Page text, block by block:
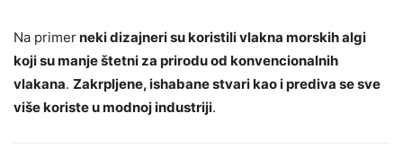
Na primerneki dizajneri su koristili vlakna morskih algi
koji su manje štetni za prirodu od konvencionalnih
vlakana. Zakrpljene, ishabane stvari kao i prediva se sve
više koriste u modnoj industriji.